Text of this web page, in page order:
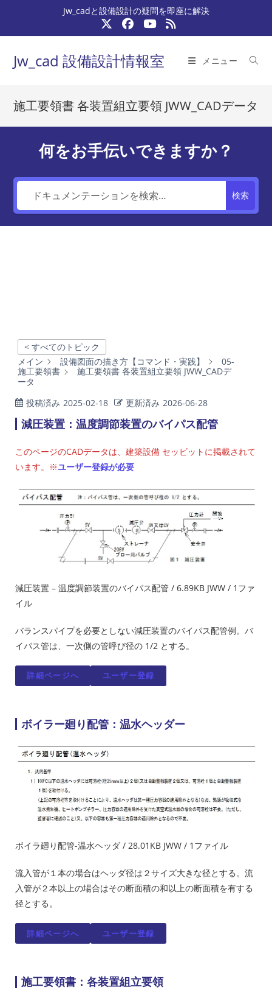
テ
ッ
Jw_cadと設備設計の疑問を即座に解決
Jw_cad 設備設計情報室 メニュー
施工要領書 各装置組立要領 JWW_CADデータ
何をお手伝いできますか？
検索
< すべてのトピック
メイン
設備図面の描き方【コマンド・実践】
05-
施工要領書
施工要領書 各装置組立要領 JWW_CADデ
ータ
投稿済み 2025-02-18 更新済み 2026-06-28
減圧装置：温度調節装置のバイパス配管
このページのCADデータは、建築設備 セッビットに掲載されて
います。※ユーザー登録が必要
減圧装置 – 温度調節装置のバイパス配管 / 6.89KB JWW / 1ファ
イル
バランスパイプを必要としない減圧装置のバイパス配管例。バ
イパス管は、一次側の管呼び径の 1/2 とする。
詳細ページへ ユーザー登録
ボイラー廻り配管：温水ヘッダー
ボイラ廻り配管-温水ヘッダ / 28.01KB JWW / 1ファイル
流入管が１本の場合はヘッダ径は２サイズ大きな径とする。流
入管が２本以上の場合はその断面積の和以上の断面積を有する
径とする。
詳細ページへ ユーザー登録
施工要領書：各装置組立要領